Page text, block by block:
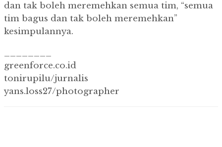
dan tak boleh meremehkan semua tim, “semua
tim bagus dan tak boleh meremehkan”
kesimpulannya.
greenforce.co.id
tonirupilu/jurnalis
yans.loss27/photographer